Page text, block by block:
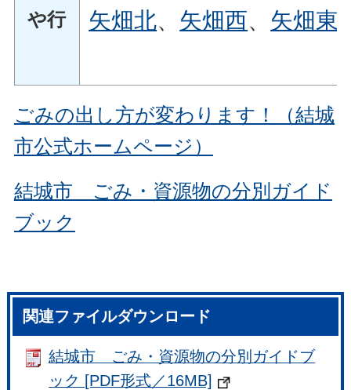
や行 矢畑北、 矢畑西、 矢畑東
ごみの出し方が変わります！（結城
市公式ホームページ）
結城市 ごみ・資源物の分別ガイド
ブック
関連ファイルダウンロード
結城市 ごみ・資源物の分別ガイドブ
ック [PDF形式／16MB]